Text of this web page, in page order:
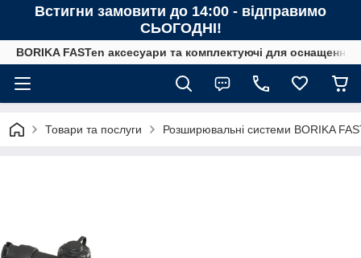
Встигни замовити до 14:00 - відправимо
СЬОГОДНІ!
BORIKA FASTen аксесуари та комплектуючі для оснащення
Товари та послуги Розширювальні системи BORIKA